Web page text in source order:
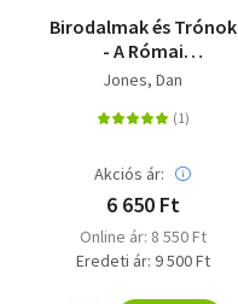
Birodalmak és Trónok
- A Római
Birodalomtól a
Királyságig - A
Jones, Dan
Akciós ár:
6 650 Ft
Online ár: 8 550 Ft
Eredeti ár: 9 500 Ft